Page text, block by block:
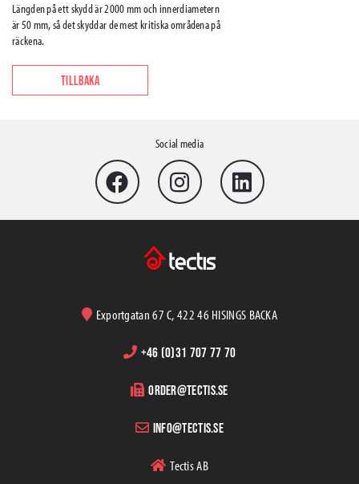
Längden på ett skydd är 2000 mm och innerdiametern
är 50 mm, så det skyddar de mest kritiska områdena på
räckena.
TILLBAKA
Social media
Exportgatan 67 C, 422 46 HISINGS BACKA
+46 (0)31 707 77 70
order@tectis.se
info@tectis.se
Tectis AB